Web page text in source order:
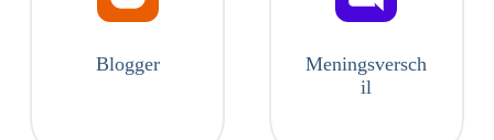
Blogger
Meningsversch
il